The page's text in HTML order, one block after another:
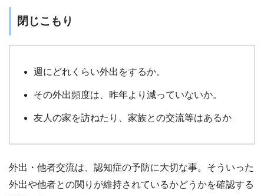
閉じこもり
週にどれくらい外出をするか。
その外出頻度は、昨年より減っていないか。
友人の家を訪ねたり、家族との交流等はあるか
外出・他者交流は、認知症の予防に大切な事。そういった
外出や他者との関りが維持されているかどうかを確認する